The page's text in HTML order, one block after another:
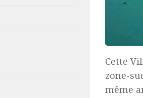
Cette
zone-
même